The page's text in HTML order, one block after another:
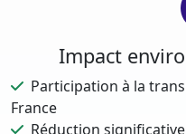
Impact
Participation à la
France
Réduction